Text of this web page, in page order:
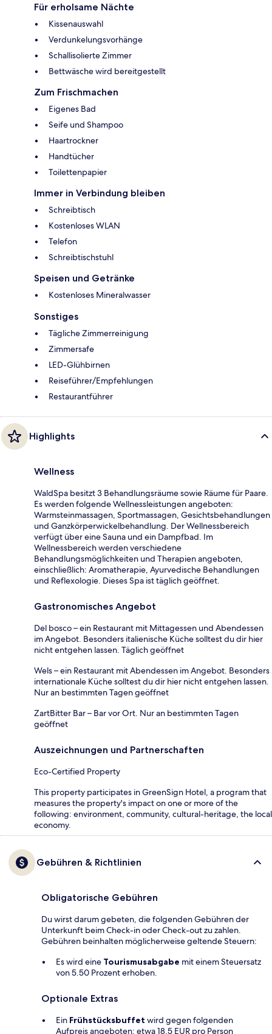
Für erholsame Nächte
Kissenauswahl
Verdunkelungsvorhänge
Schallisolierte Zimmer
Bettwäsche wird bereitgestellt
Zum Frischmachen
Eigenes Bad
Seife und Shampoo
Haartrockner
Handtücher
Toilettenpapier
Immer in Verbindung bleiben
Schreibtisch
Kostenloses WLAN
Telefon
Schreibtischstuhl
Speisen und Getränke
Kostenloses Mineralwasser
Sonstiges
Tägliche Zimmerreinigung
Zimmersafe
LED-Glühbirnen
Reiseführer/Empfehlungen
Restaurantführer
Highlights
Wellness
WaldSpa besitzt 3 Behandlungsräume sowie Räume für Paare.
Es werden folgende Wellnessleistungen angeboten:
Warmsteinmassagen, Sportmassagen, Gesichtsbehandlungen
und Ganzkörperwickelbehandlung. Der Wellnessbereich
verfügt über eine Sauna und ein Dampfbad. Im
Wellnessbereich werden verschiedene
Behandlungsmöglichkeiten und Therapien angeboten,
einschließlich: Aromatherapie, Ayurvedische Behandlungen
und Reflexologie. Dieses Spa ist täglich geöffnet.
Gastronomisches Angebot
Del bosco – ein Restaurant mit Mittagessen und Abendessen
im Angebot. Besonders italienische Küche solltest du dir hier
nicht entgehen lassen. Täglich geöffnet
Wels – ein Restaurant mit Abendessen im Angebot. Besonders
internationale Küche solltest du dir hier nicht entgehen lassen.
Nur an bestimmten Tagen geöffnet
ZartBitter Bar – Bar vor Ort. Nur an bestimmten Tagen
geöffnet
Auszeichnungen und Partnerschaften
Eco-Certified Property
This property participates in GreenSign Hotel, a program that
measures the property's impact on one or more of the
following: environment, community, cultural-heritage, the local
economy.
Gebühren & Richtlinien
Obligatorische Gebühren
Du wirst darum gebeten, die folgenden Gebühren der
Unterkunft beim Check-in oder Check-out zu zahlen.
Gebühren beinhalten möglicherweise geltende Steuern:
Es wird eine Tourismusabgabe mit einem Steuersatz
von 5.50 Prozent erhoben.
Optionale Extras
Ein Frühstücksbuffet wird gegen folgenden
Aufpreis angeboten: etwa 18.5 EUR pro Person